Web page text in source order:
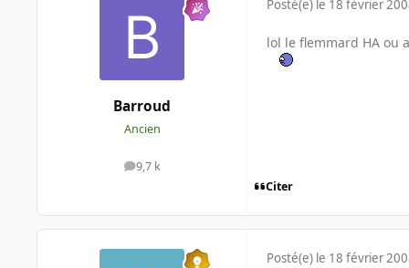
Barroud
Ancien
9,7 k
messages
Posté(e) le 18 février
lol le flemmard HA ou
Citer
Posté(e) le 18 février